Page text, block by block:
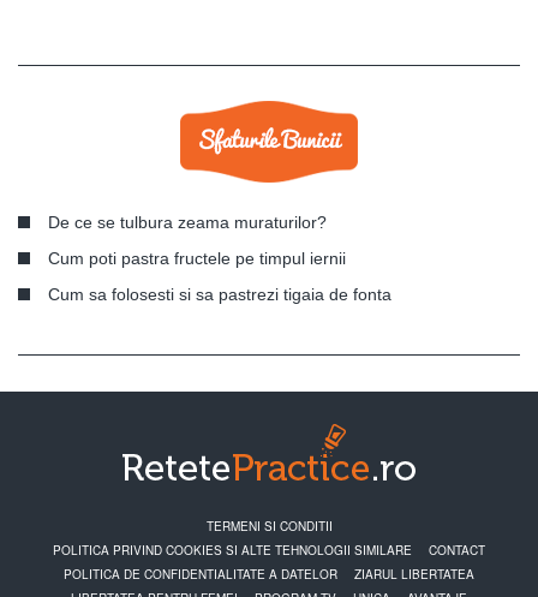
De ce se tulbura zeama muraturilor?
Cum poti pastra fructele pe timpul iernii
Cum sa folosesti si sa pastrezi tigaia de fonta
TERMENI SI CONDITII
POLITICA PRIVIND COOKIES SI ALTE TEHNOLOGII SIMILARE
CONTACT
POLITICA DE CONFIDENTIALITATE A DATELOR
ZIARUL LIBERTATEA